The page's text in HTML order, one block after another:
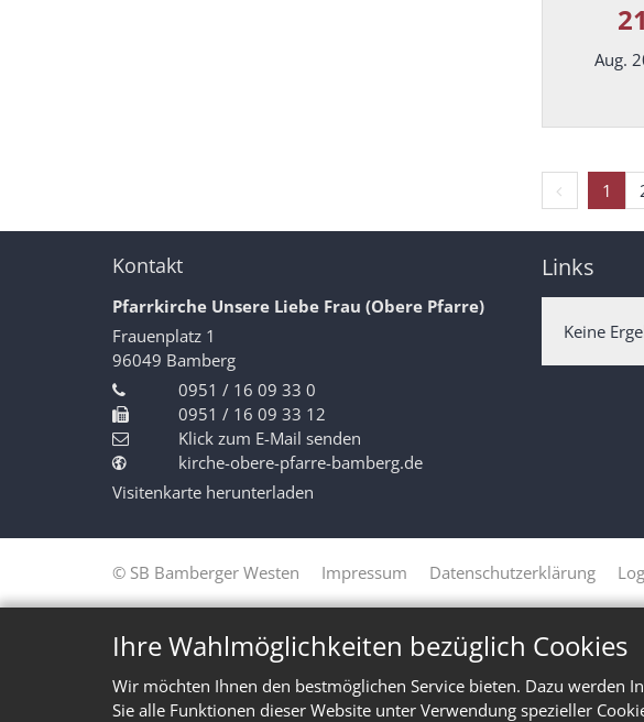
Ihre Wahlmöglichkeiten bezüglich Cookies
Wir möchten Ihnen den bestmöglichen Service bieten. Dazu werden
Sie alle Funktionen dieser Website unter Verwendung spezieller
21
Aug.
Vorherige
1
Kontakt
Pfarrkirche Unsere Liebe Frau (Obere Pfarre)
Frauenplatz 1
96049 Bamberg
0951 / 16 09 33 0
0951 / 16 09 33 12
Klick zum E-Mail senden
kirche-obere-pfarre-bamberg.de
Visitenkarte herunterladen
Links
Keine
© SB Bamberger Westen Impressum Datenschutzerklärung